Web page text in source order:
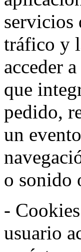
servicios
tráfico y
acceder
que
pedido,
un
o sonido
-
usuario